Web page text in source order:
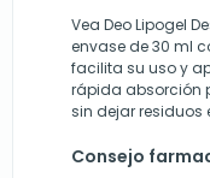
Vea Deo Lipogel
envase de 30 ml
facilita su uso y
rápida absorción
sin dejar residuos
Consejo